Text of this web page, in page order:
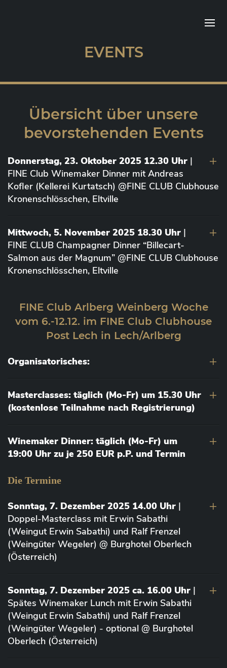
EVENTS
Übersicht über unsere
bevorstehenden Events
Donnerstag, 23. Oktober 2025 12.30 Uhr |
FINE Club Winemaker Dinner mit Andreas
Kofler (Kellerei Kurtatsch) @FINE CLUB Clubhouse
Kronenschlösschen, Eltville
Mittwoch, 5. November 2025 18.30 Uhr |
FINE CLUB Champagner Dinner “Billecart-
Salmon aus der Magnum” @FINE CLUB Clubhouse
Kronenschlösschen, Eltville
FINE Club Arlberg Weinberg Woche
vom 6.-12.12. im FINE Club Clubhouse
Post Lech in Lech/Arlberg
Organisatorisches:
Masterclasses: täglich (Mo-Fr) um 15.30 Uhr
(kostenlose Teilnahme nach Registrierung)
Winemaker Dinner: täglich (Mo-Fr) um
19:00 Uhr zu je 250 EUR p.P. und Termin
Die Termine
Sonntag, 7. Dezember 2025 14.00 Uhr |
Doppel-Masterclass mit Erwin Sabathi
(Weingut Erwin Sabathi) und Ralf Frenzel
(Weingüter Wegeler) @ Burghotel Oberlech
(Österreich)
Sonntag, 7. Dezember 2025 ca. 16.00 Uhr |
Spätes Winemaker Lunch mit Erwin Sabathi
(Weingut Erwin Sabathi) und Ralf Frenzel
(Weingüter Wegeler) - optional @ Burghotel
Oberlech (Österreich)